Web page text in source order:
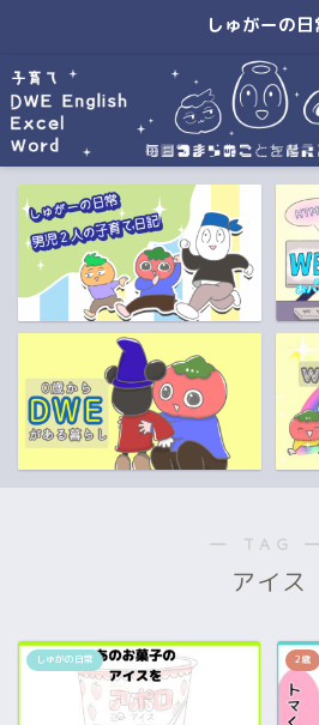
しゅがーの日
― TAG ―
アイス
しゅがの日常 2歳